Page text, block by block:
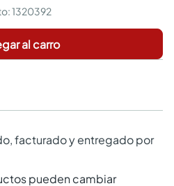
:1320392
al carro
facturado y entregado por
pueden cambiar